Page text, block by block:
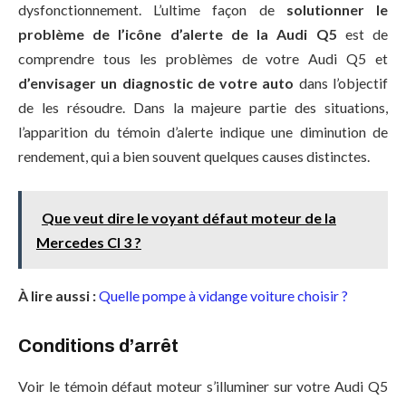
dysfonctionnement. L’ultime façon desolutionner le
problème de l’icône d’alerte de la Audi Q5 est de
comprendre tous les problèmes de votre Audi Q5 et
d’envisager un diagnostic de votre auto dans l’objectif
de les résoudre. Dans la majeure partie des situations,
l’apparition du témoin d’alerte indique une diminution de
rendement, qui a bien souvent quelques causes distinctes.
Que veut dire le voyant défaut moteur de la
Mercedes Cl 3 ?
À lire aussi :Quelle pompe à vidange voiture choisir ?
Conditions d’arrêt
Voir le témoin défaut moteur s’illuminer sur votre Audi Q5